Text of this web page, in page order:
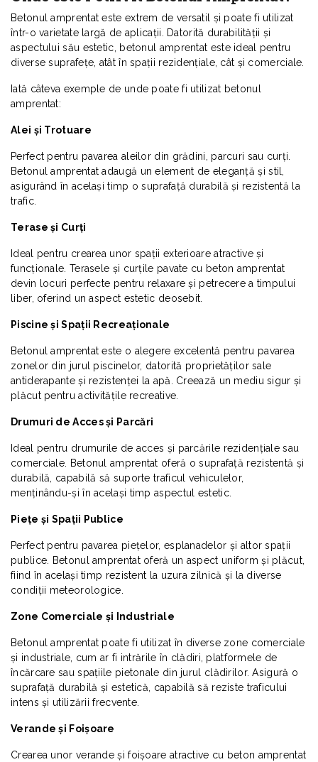
Betonul amprentat este extrem de versatil și poate fi utilizat
într-o varietate largă de aplicații. Datorită durabilității și
aspectului său estetic, betonul amprentat este ideal pentru
diverse suprafețe, atât în spații rezidențiale, cât și comerciale.
Iată câteva exemple de unde poate fi utilizat betonul
amprentat:
Alei și Trotuare
Perfect pentru pavarea aleilor din grădini, parcuri sau curți.
Betonul amprentat adaugă un element de eleganță și stil,
asigurând în același timp o suprafață durabilă și rezistentă la
trafic.
Terase și Curți
Ideal pentru crearea unor spații exterioare atractive și
funcționale. Terasele și curțile pavate cu beton amprentat
devin locuri perfecte pentru relaxare și petrecere a timpului
liber, oferind un aspect estetic deosebit.
Piscine și Spații Recreaționale
Betonul amprentat este o alegere excelentă pentru pavarea
zonelor din jurul piscinelor, datorită proprietăților sale
antiderapante și rezistenței la apă. Creează un mediu sigur și
plăcut pentru activitățile recreative.
Drumuri de Acces și Parcări
Ideal pentru drumurile de acces și parcările rezidențiale sau
comerciale. Betonul amprentat oferă o suprafață rezistentă și
durabilă, capabilă să suporte traficul vehiculelor,
menținându-și în același timp aspectul estetic.
Piețe și Spații Publice
Perfect pentru pavarea piețelor, esplanadelor și altor spații
publice. Betonul amprentat oferă un aspect uniform și plăcut,
fiind în același timp rezistent la uzura zilnică și la diverse
condiții meteorologice.
Zone Comerciale și Industriale
Betonul amprentat poate fi utilizat în diverse zone comerciale
și industriale, cum ar fi intrările în clădiri, platformele de
încărcare sau spațiile pietonale din jurul clădirilor. Asigură o
suprafață durabilă și estetică, capabilă să reziste traficului
intens și utilizării frecvente.
Verande și Foișoare
Crearea unor verande și foișoare atractive cu beton amprentat